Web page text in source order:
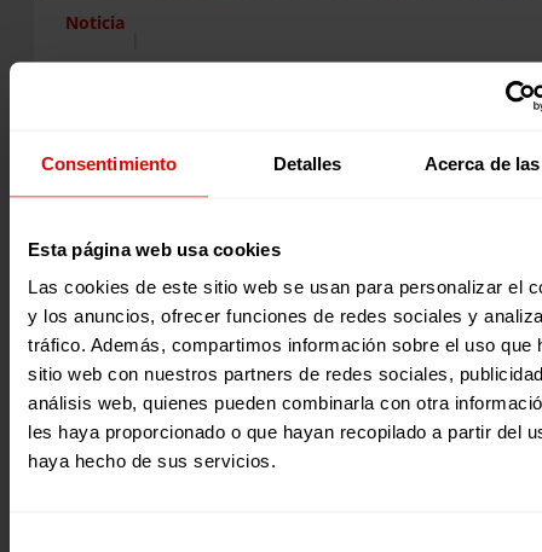
Consentimiento Detalles Acerca de
Esta página web usa cookies
Las cookies de este sitio web se usan para personalizar el
y los anuncios, ofrecer funciones de redes sociales y
tráfico. Además, compartimos información sobre el uso que
sitio web con nuestros partners de redes sociales,
análisis web, quienes pueden combinarla con otra
les haya proporcionado o que hayan recopilado a partir del
haya hecho de sus servicios.
Noticia
BURUNDI: ESCUELAS SEGURAS PARA EL APRENDIZAJE Y LA
Desde Entreculturas apoyamos las acciones relativas a la
infantil en Brundi, garantizando el acceso a una
preescolar de…